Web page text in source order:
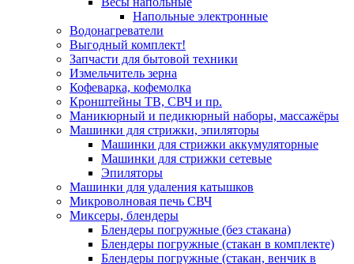
Напольные электронные
Водонагреватели
Выгодный комплект!
Запчасти для бытовой техники
Измельчитель зерна
Кофеварка, кофемолка
Кронштейны ТВ, СВЧ и пр.
Маникюрный и педикюрный наборы, массажёры
Машинки для стрижки, эпиляторы
Машинки для стрижки аккумуляторные
Машинки для стрижки сетевые
Эпиляторы
Машинки для удаления катышков
Микроволновая печь СВЧ
Миксеры, блендеры
Блендеры погружные (без стакана)
Блендеры погружные (стакан в комплекте)
Блендеры погружные (стакан, венчик в